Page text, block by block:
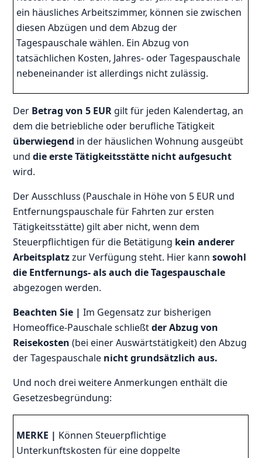
ein häusliches Arbeitszimmer, können sie zwischen
diesen Abzügen und dem Abzug der
Tagespauschale wählen. Ein Abzug von
tatsächlichen Kosten, Jahres- oder Tagespauschale
nebeneinander ist allerdings nicht zulässig.
Der Betrag von 5 EUR gilt für jeden Kalendertag, an
dem die betriebliche oder berufliche Tätigkeit
überwiegend in der häuslichen Wohnung ausgeübt
unddie erste Tätigkeitsstätte nicht aufgesucht
wird.
Der Ausschluss (Pauschale in Höhe von 5 EUR und
Entfernungspauschale für Fahrten zur ersten
Tätigkeitsstätte) gilt aber nicht, wenn dem
Steuerpflichtigen für die Betätigung kein anderer
Arbeitsplatzzur Verfügung steht. Hier kannsowohl
die Entfernungs- als auch die Tagespauschale
abgezogen werden.
Beachten Sie |Im Gegensatz zur bisherigen
Homeoffice-Pauschale schließtder Abzug von
Reisekosten (bei einer Auswärtstätigkeit) den Abzug
der Tagespauschale nicht grundsätzlich aus.
Und noch drei weitere Anmerkungen enthält die
Gesetzesbegründung:
MERKE | Können Steuerpflichtige
Unterkunftskosten für eine doppelte